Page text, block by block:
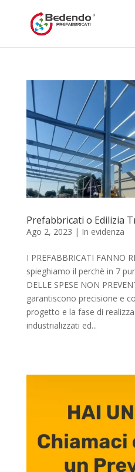
Prefabbricati o Edilizia
Ago 2, 2023 | In evidenza
I PREFABBRICATI FANNO
spieghiamo il perchè in 7
DELLE SPESE NON
garantiscono precisione e
progetto e la fase di
industrializzati ed...